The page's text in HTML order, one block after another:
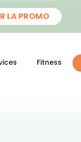
LA PROMO
Fitness